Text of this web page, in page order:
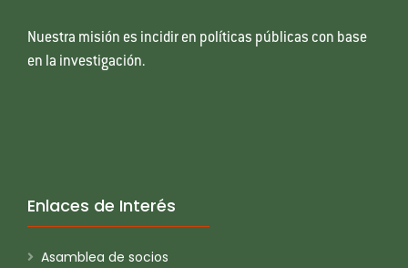
Nuestra misión es incidir en políticas públicas con base
en la investigación.
Enlaces de Interés
Asamblea de socios